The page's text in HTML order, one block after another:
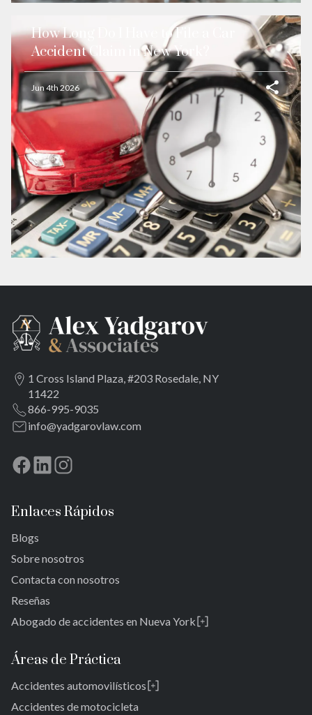
How Long Do I Have to File a Car
Accident Claim in New York?
Jun 4th 2026
1 Cross Island Plaza, #203 Rosedale, NY
11422
866-995-9035
info@yadgarovlaw.com
Enlaces Rápidos
Blogs
Sobre nosotros
Contacta con nosotros
Reseñas
Abogado de accidentes en Nueva York
Brooklyn
New York 10038
Áreas de Práctica
Accidentes automovilísticos
Accidentes de motocicleta